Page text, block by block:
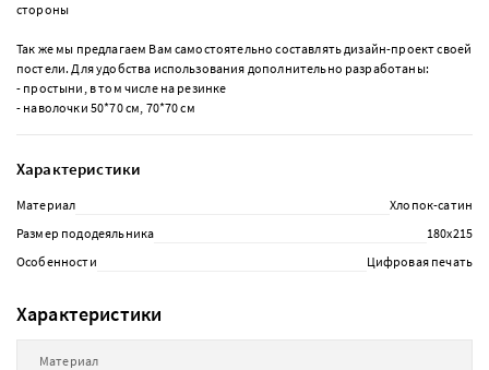
стороны
Так же мы предлагаем Вам самостоятельно составлять дизайн-проект своей
постели. Для удобства использования дополнительно разработаны:
- простыни, в том числе на резинке
- наволочки 50*70 см, 70*70 см
Характеристики
Материал
Хлопок-сатин
Размер пододеяльника
180х215
Особенности
Цифровая печать
Характеристики
Материал